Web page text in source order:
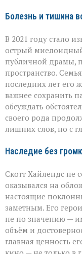
Болезнь и тишина
В 2021 году стало
острый миелоидный
публичной драмы,
пространство.
последних лет его
важнее сохранить
обсуждать
своего рода
лишних слов, но с
Наследие без
Скотт Хайлендс не
оказывался на
настоящие
заметным. Его
не по значению —
объём и
главная ценность